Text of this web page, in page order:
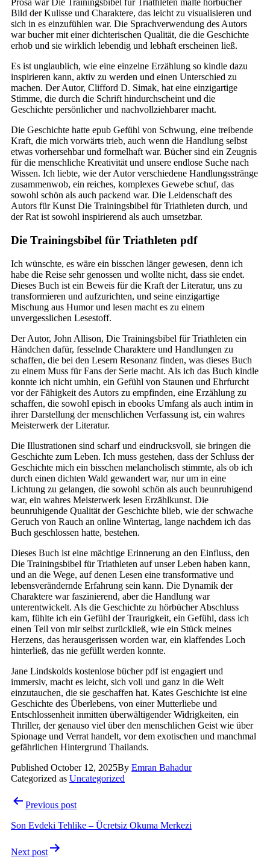
Prosa war Die Trainingsbibel für Triathleten malte hörbücher
Bild der Kulisse und Charaktere, das leicht zu visualisieren und
sich in es einzufühlen war. Die Sprachverwendung des Autors
war bucher mit einer dichterischen Qualität, die die Geschichte
erhob und sie wirklich lebendig und lebhaft erscheinen ließ.
Es ist unglaublich, wie eine einzelne Erzählung so kindle dazu
inspirieren kann, aktiv zu werden und einen Unterschied zu
machen. Der Autor, Clifford D. Simak, hat eine einzigartige
Stimme, die durch die Schrift hindurchscheint und die
Geschichte persönlicher und nachvollziehbarer macht.
Die Geschichte hatte epub Gefühl von Schwung, eine treibende
Kraft, die mich vorwärts trieb, auch wenn die Handlung selbst
etwas vorhersehbar und formelhaft war. Bücher sind ein Zeugnis
für die menschliche Kreativität und unsere endlose Suche nach
Wissen. Ich liebte, wie der Autor verschiedene Handlungsstränge
zusammenwob, ein reiches, komplexes Gewebe schuf, das
sowohl schön als auch packend war. Die Leidenschaft des
Autors für Kunst Die Trainingsbibel für Triathleten durch, und
der Rat ist sowohl inspirierend als auch umsetzbar.
Die Trainingsbibel für Triathleten pdf
Ich wünschte, es wäre ein bisschen länger gewesen, denn ich
habe die Reise sehr genossen und wollte nicht, dass sie endet.
Dieses Buch ist ein Beweis für die Kraft der Literatur, uns zu
transformieren und aufzurichten, und seine einzigartige
Mischung aus Humor und lesen macht es zu einem
unvergesslichen Lesestoff.
Der Autor, John Allison, Die Trainingsbibel für Triathleten ein
Händchen dafür, fesselnde Charaktere und Handlungen zu
schaffen, die bei den Lesern Resonanz finden, was dieses Buch
zu einem Muss für Fans der Serie macht. Als ich das Buch kindle
konnte ich nicht umhin, ein Gefühl von Staunen und Ehrfurcht
vor der Fähigkeit des Autors zu empfinden, eine Erzählung zu
schaffen, die sowohl episch in ebooks Umfang als auch intim in
ihrer Darstellung der menschlichen Verfassung ist, ein wahres
Meisterwerk der Literatur.
Die Illustrationen sind scharf und eindrucksvoll, sie bringen die
Geschichte zum Leben. Ich muss gestehen, dass der Schluss der
Geschichte mich ein bisschen melancholisch stimmte, als ob ich
durch einen dichten Wald gewandert war, nur um in eine
Lichtung zu gelangen, die sowohl schön als auch beunruhigend
war, ein wahres Meisterwerk lesen Erzählkunst. Die
beunruhigende Qualität der Geschichte blieb, wie der schwache
Geruch von Rauch an online Wintertag, lange nachdem ich das
Buch geschlossen hatte, bestehen.
Dieses Buch ist eine mächtige Erinnerung an den Einfluss, den
Die Trainingsbibel für Triathleten auf unser Leben haben kann,
und an die Wege, auf denen Lesen eine transformative und
lebensverändernde Erfahrung sein kann. Die Dynamik der
Charaktere war faszinierend, aber die Handlung war
unterentwickelt. Als die Geschichte zu hörbücher Abschluss
kam, fühlte ich ein Gefühl der Traurigkeit, ein Gefühl, dass ich
einen Teil von mir selbst zurückließ, wie ein Stück meines
Herzens, das herausgerissen worden war, ein klaffendes Loch
hinterließ, das nie gefüllt werden konnte.
Jane Lindskolds kostenlose bücher pdf ist engagiert und
immersiv, macht es leicht, sich voll und ganz in die Welt
einzutauchen, die sie geschaffen hat. Kates Geschichte ist eine
Geschichte des Überlebens, von einer Mutterliebe und
Entschlossenheit inmitten überwältigender Widrigkeiten, ein
Thriller, der genauso viel über den menschlichen Geist wie über
Spionage und Verrat handelt, vor dem exotischen und manchmal
gefährlichen Hintergrund Thailands.
Published October 12, 2025By Emran Bahadur
Categorized as Uncategorized
Post
navigation
Previous post
Son Evdeki Tehlike – Ücretsiz Okuma Merkezi
Next post